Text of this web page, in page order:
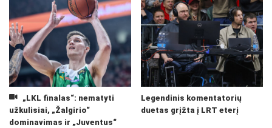
„LKL finalas“: nematyti
užkulisiai, „Žalgirio“
dominavimas ir „Juventus“
Legendinis komentatorių
duetas grįžta į LRT eterį